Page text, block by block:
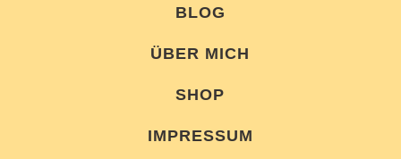
BLOG
ÜBER MICH
SHOP
IMPRESSUM